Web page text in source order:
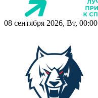
08 сентября 2026, Вт, 00:00